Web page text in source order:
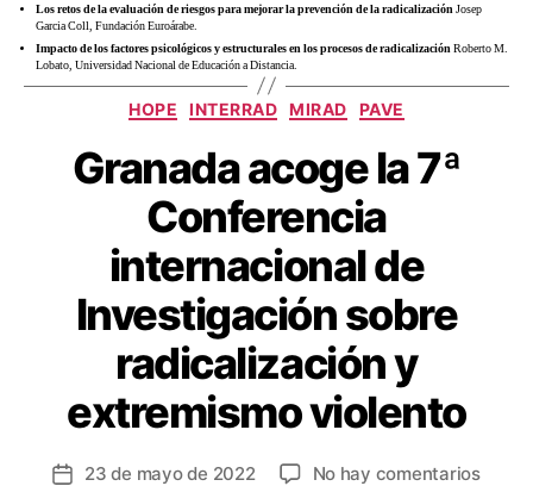
Los retos de la evaluación de riesgos para mejorar la prevención de la radicalizaciónJosep
Garcia Coll, Fundación Euroárabe.
Impacto de los factores psicológicos y estructurales en los procesos de radicalizaciónRoberto M.
Lobato, Universidad Nacional de Educación a Distancia.
HOPE INTERRAD MIRAD PAVE
Granada acoge la 7ª
Conferencia
internacional de
Investigación sobre
radicalización y
extremismo violento
23 de mayo de 2022 No hay comentarios